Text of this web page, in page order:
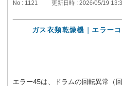
No : 1121 更新日時 : 2026/05/19
ガス衣類乾燥機｜エラー
エラー45は、ドラムの回転異常（